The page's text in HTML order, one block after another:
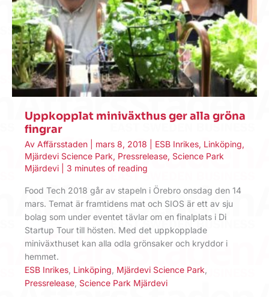
Uppkopplat miniväxthus ger alla gröna
fingrar
Av Affärsstaden mars 8, 2018 ESB Inrikes, Linköping,
Mjärdevi Science Park, Pressrelease, Science Park
Mjärdevi
3 minutes of reading
Food Tech 2018 går av stapeln i Örebro onsdag den 14
mars. Temat är framtidens mat och SIOS är ett av sju
bolag som under eventet tävlar om en finalplats i Di
Startup Tour till hösten. Med det uppkopplade
miniväxthuset kan alla odla grönsaker och kryddor i
hemmet.
ESB Inrikes Linköping Mjärdevi Science Park
Pressrelease Science Park Mjärdevi